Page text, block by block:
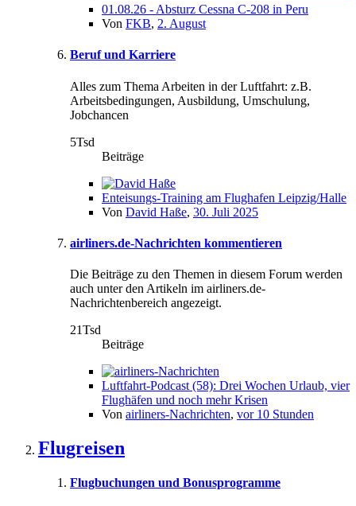
01.08.26 - Absturz Cessna C-208 in Peru
Von FKB, 2. August
Beruf und Karriere
Alles zum Thema Arbeiten in der Luftfahrt: z.B.
Arbeitsbedingungen, Ausbildung, Umschulung,
Jobchancen
5Tsd
Beiträge
Enteisungs-Training am Flughafen Leipzig/Halle
Von David Haße, 30. Juli 2025
airliners.de-Nachrichten kommentieren
Die Beiträge zu den Themen in diesem Forum werden
auch unter den Artikeln im airliners.de-
Nachrichtenbereich angezeigt.
21Tsd
Beiträge
Luftfahrt-Podcast (58): Drei Wochen Urlaub, vier
Flughäfen und noch mehr Krisen
Von airliners-Nachrichten, vor 10 Stunden
Flugreisen
Flugbuchungen und Bonusprogramme